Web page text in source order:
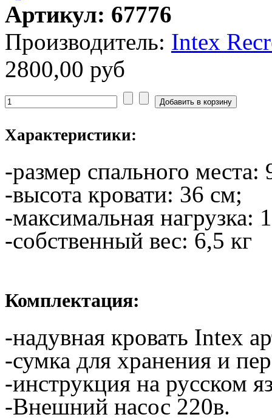
Артикул: 67776
Производитель: Intex
2800,00 руб
Характеристики:
-размер спального
-высота кровати: 36 см;
-максимальная нагрузка:
-собственный вес: 6,5 кг
Комплектация:
-надувная кровать Intex
-сумка для хранения и
-инструкция на русском
-Внешний насос 220в.